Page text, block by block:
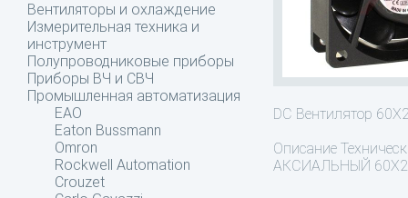
Вентиляторы и охлаждение
Измерительная техника и
инструмент
Полупроводниковые приборы
Приборы ВЧ и СВЧ
Промышленная автоматизация
EAO
Eaton Bussmann
Omron
Rockwell Automation
Crouzet
DC Вентилятор
Описание
АКСИАЛЬНЫЙ